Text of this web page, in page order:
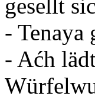
gesellt
- Tenaya
- Aćh